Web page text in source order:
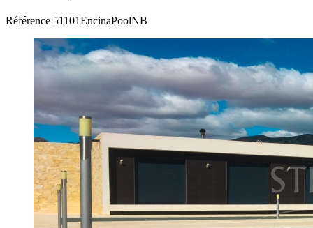
Référence 51101EncinaPoolNB